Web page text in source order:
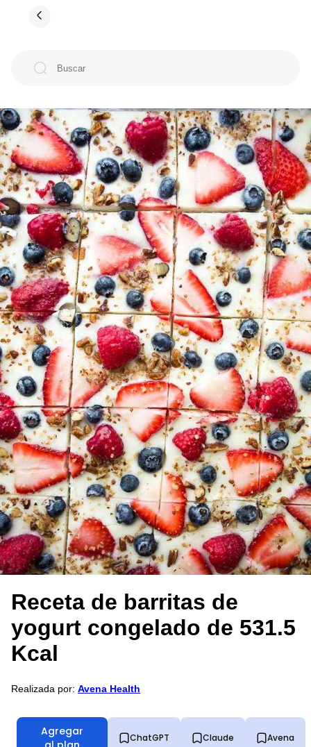
Receta de barritas de
yogurt congelado de 531.5
Kcal
Realizada por: Avena Health
Agregar
ChatGPT Claude Avena